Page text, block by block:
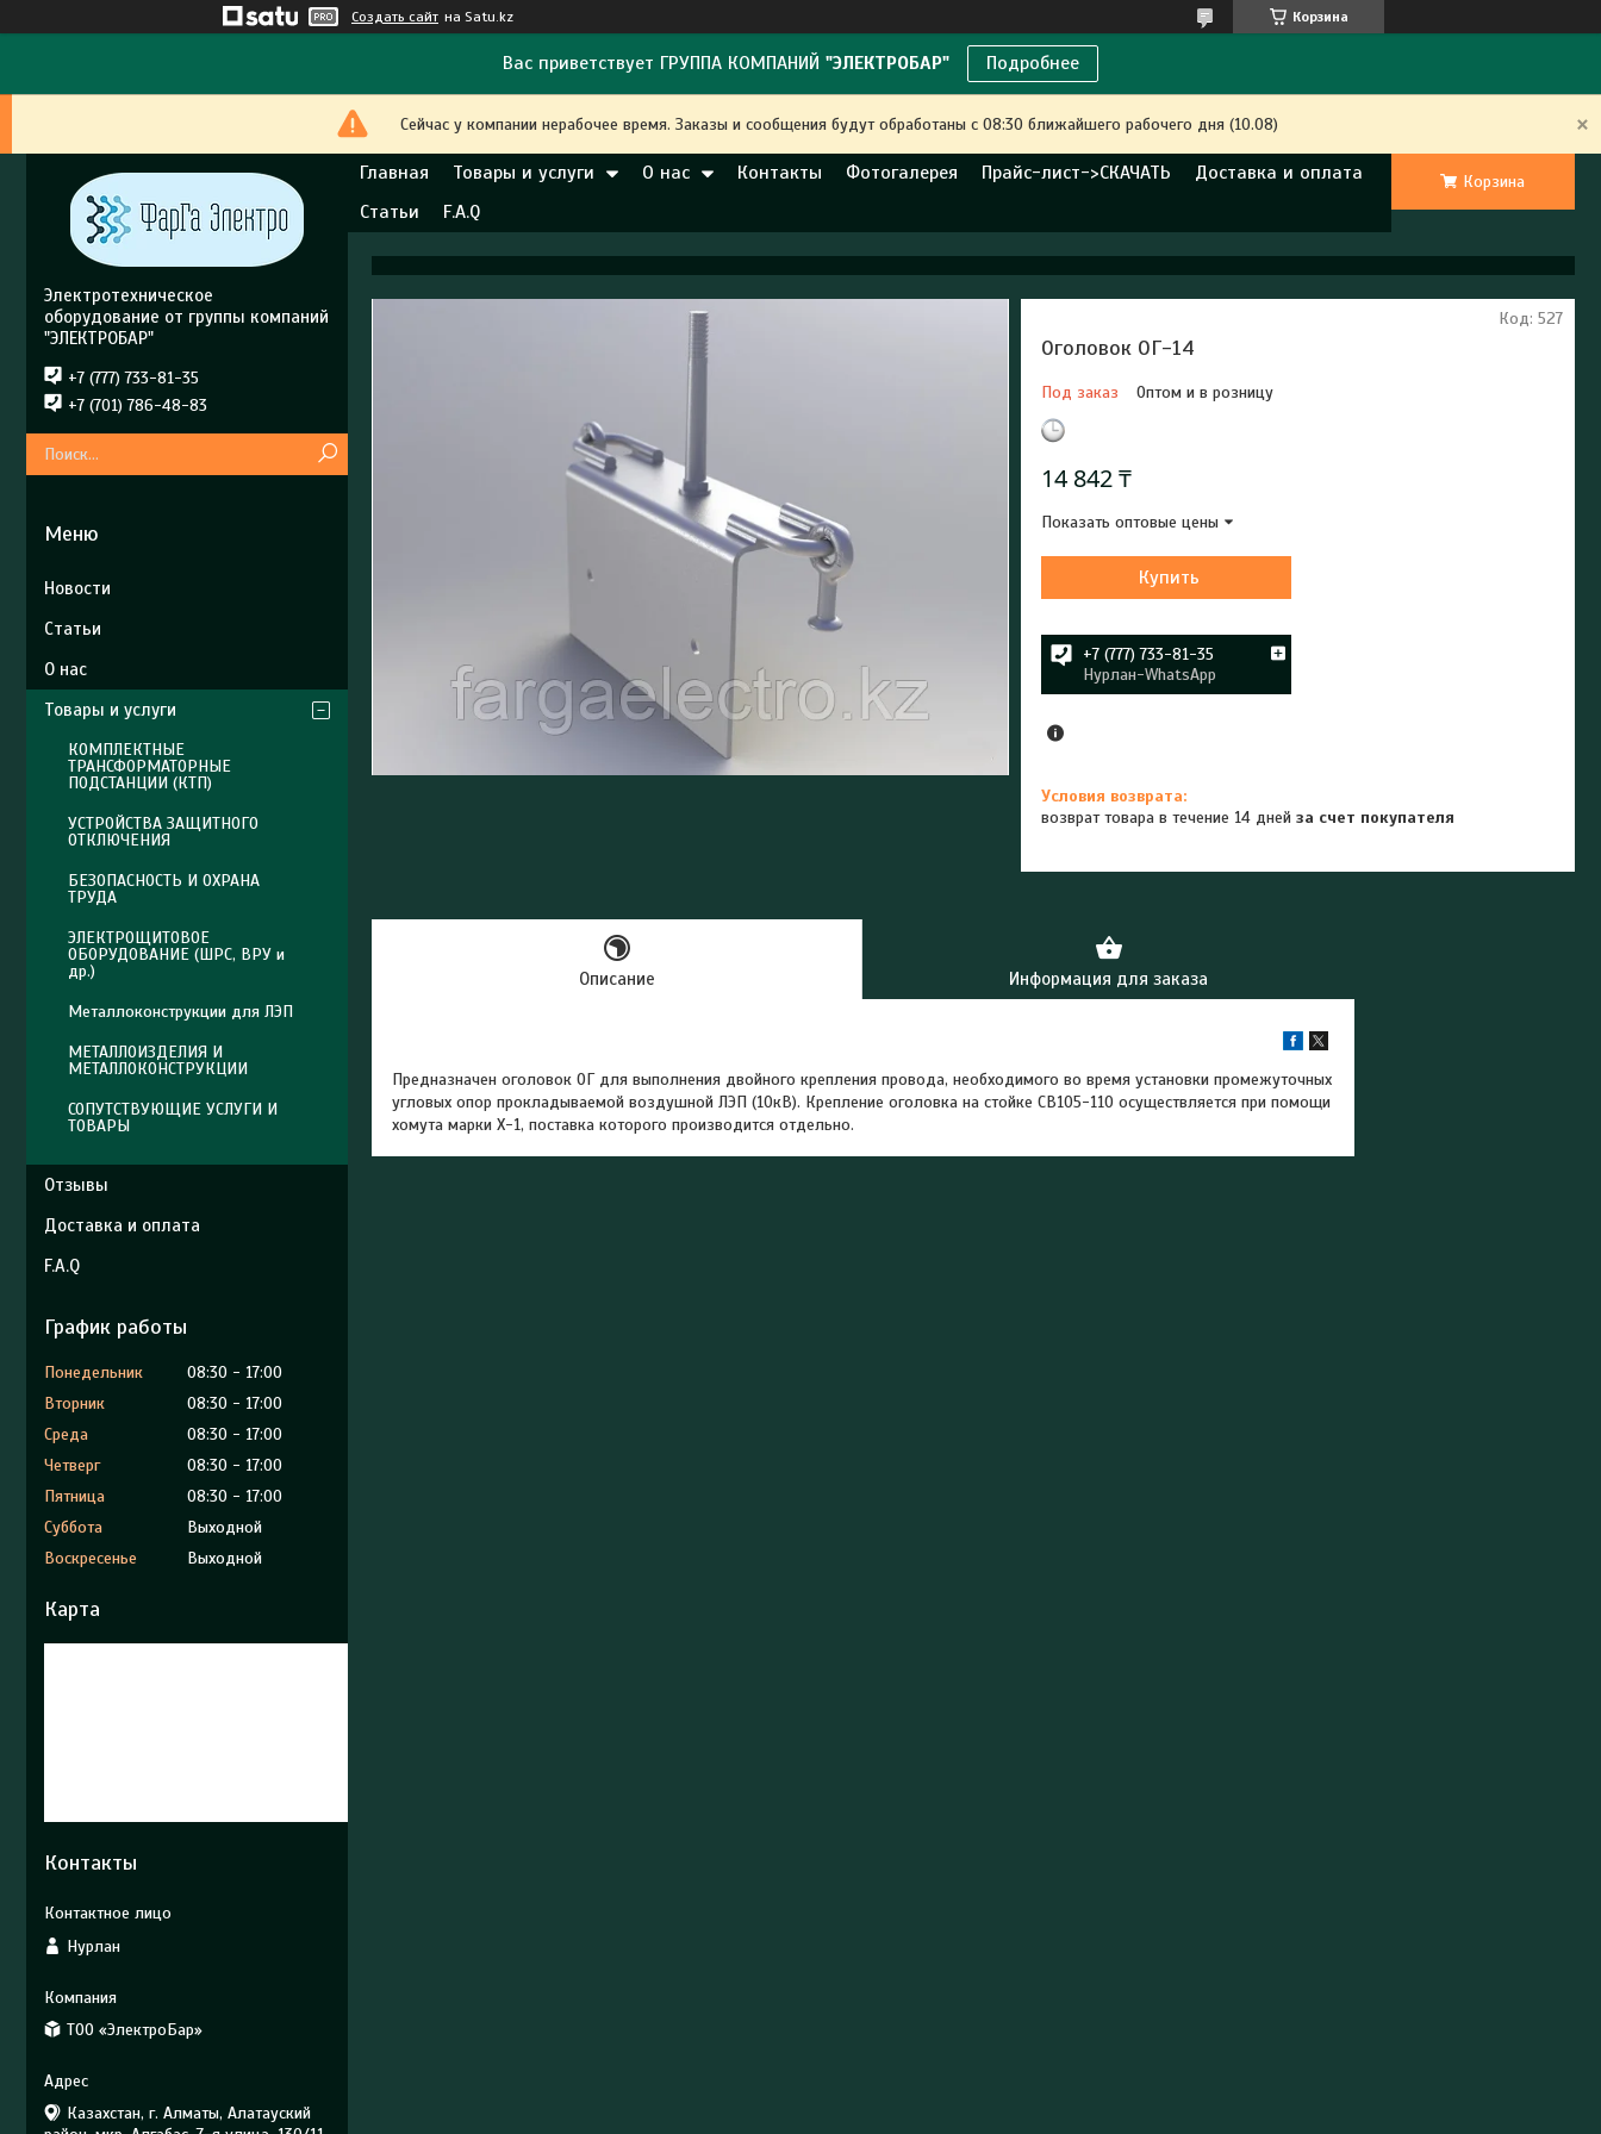
Создать сайт на Satu.kz Корзина
Вас приветствует ГРУППА КОМПАНИЙ "ЭЛЕКТРОБАР" Подробнее
Сейчас у компании нерабочее время. Заказы и сообщения будут обработаны с 08:30 ближайшего рабочего дня (10.08)
Главная Товары и услуги О нас Контакты Фотогалерея Прайс-лист->СКАЧАТЬ
Доставка и оплата
Статьи
F.A.Q
Корзина
Оголовок ОГ-14
Под заказ Оптом и в розницу
Код: 527
14 842 ₸
Показать оптовые цены
Купить
+7 (777) 733-81-35
Нурлан-WhatsApp
возврат товара в течение 14 днейза счет покупателя
Описание Информация для заказа
Предназначен оголовок ОГ для выполнения двойного крепления провода, необходимого во время установки промежуточных
угловых опор прокладываемой воздушной ЛЭП (10кВ). Крепление оголовка на стойке СВ105-110 осуществляется при помощи
хомута марки Х-1, поставка которого производится отдельно.
Электротехническое
оборудование от группы компаний
"ЭЛЕКТРОБАР"
+7 (777) 733-81-35
+7 (701) 786-48-83
Новости
Статьи
О нас
Товары и услуги
КОМПЛЕКТНЫЕ
ТРАНСФОРМАТОРНЫЕ
ПОДСТАНЦИИ (КТП)
УСТРОЙСТВА ЗАЩИТНОГО
ОТКЛЮЧЕНИЯ
БЕЗОПАСНОСТЬ И ОХРАНА
ТРУДА
ЭЛЕКТРОЩИТОВОЕ
ОБОРУДОВАНИЕ (ШРС, ВРУ и
др.)
Металлоконструкции для ЛЭП
МЕТАЛЛОИЗДЕЛИЯ И
МЕТАЛЛОКОНСТРУКЦИИ
СОПУТСТВУЮЩИЕ УСЛУГИ И
ТОВАРЫ
Отзывы
Доставка и оплата
F.A.Q
График работы
Понедельник 08:30
17:00
Вторник
08:30
17:00
Среда
08:30
17:00
Четверг
08:30
17:00
Пятница
08:30
17:00
Суббота
Выходной
Воскресенье
Выходной
Карта
Контакты
Нурлан
ТОО «ЭлектроБар»
Казахстан, г. Алматы, Алатауский